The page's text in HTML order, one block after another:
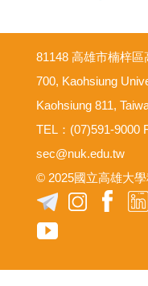
81148 高雄市楠梓區
700, Kaohsiung
Kaohsiung 811,
TEL：(07)591-9000
sec@nuk.edu.tw
© 2025國立高雄大